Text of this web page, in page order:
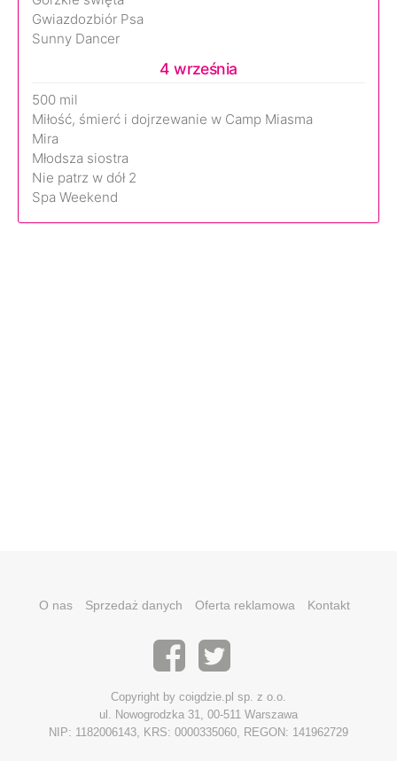
Gwiazdozbiór Psa
Sunny Dancer
4 września
500 mil
Miłość, śmierć i dojrzewanie w Camp Miasma
Mira
Młodsza siostra
Nie patrz w dół 2
Spa Weekend
O nas Sprzedaż danych Oferta reklamowa Kontakt
Copyright by coigdzie.pl sp. z o.o.
ul. Nowogrodzka 31, 00-511 Warszawa
NIP: 1182006143, KRS: 0000335060, REGON: 141962729